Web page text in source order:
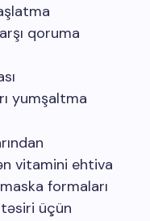
qoruma
yumşaltma
vitamini ehtiva
formaları
üçün